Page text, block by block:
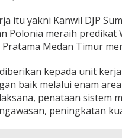
itu yakni Kanwil DJP
Polonia meraih predikat
Pratama Medan Timur
kepada unit
baik melalui enam
penataan sistem
peningkatan